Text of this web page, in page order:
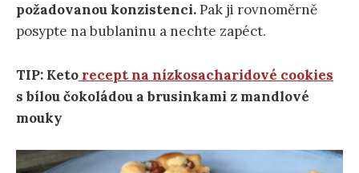
požadovanou konzistenci.Pak ji rovnoměrně
posypte na bublaninu a nechte zapéct.
TIP: Keto recept na nízkosacharidové cookies
s bílou čokoládou a brusinkami z mandlové
mouky